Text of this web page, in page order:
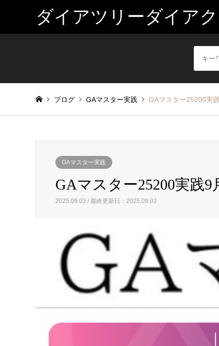
ダイアツリーダイア
ブログ GAマスター実践 GAマスター25200実
GAマスター実践
GAマスター25200実践9
2025.09.03 / 最終更新日：2025.09.03